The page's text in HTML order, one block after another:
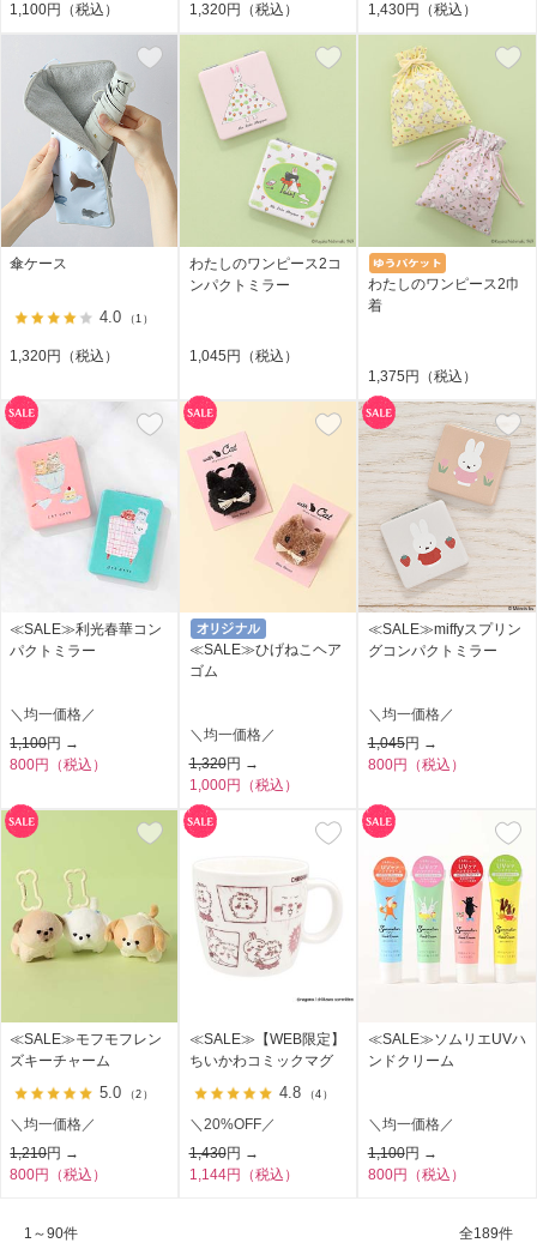
1,100円（税込） 1,320円（税込） 1,430円（税込）
傘ケース
4.0 （1）
1,320円（税込）
わたしのワンピース2コ
ンパクトミラー
1,045円（税込）
わたしのワンピース2巾
着
1,375円（税込）
≪SALE≫利光春華コン
パクトミラー
＼均一価格／
1,100円 →
800円（税込）
≪SALE≫ひげねこヘア
ゴム
＼均一価格／
1,320円 →
1,000円（税込）
≪SALE≫miffyスプリン
グコンパクトミラー
＼均一価格／
1,045円 →
800円（税込）
≪SALE≫モフモフレン
ズキーチャーム
5.0 （2）
＼均一価格／
1,210円 →
800円（税込）
≪SALE≫【WEB限定】
ちいかわコミックマグ
4.8 （4）
＼20%OFF／
1,430円 →
1,144円（税込）
≪SALE≫ソムリエUVハ
ンドクリーム
＼均一価格／
1,100円 →
800円（税込）
1～90件 全189件